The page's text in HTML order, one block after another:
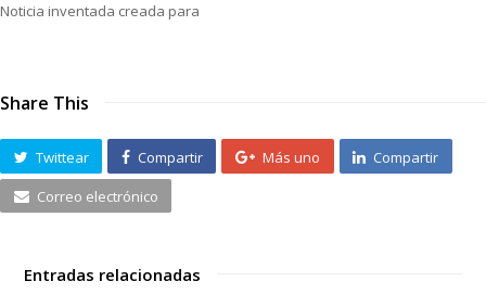
Noticia inventada creada para
Share This
Twittear Compartir Más uno Compartir
Correo electrónico
Entradas relacionadas